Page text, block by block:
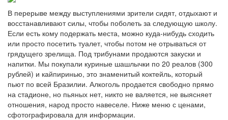
В перерыве между выступлениями зрители сидят, отдыхают и
восстанавливают силы, чтобы поболеть за следующую школу.
Если есть кому подержать места, можно куда-нибудь сходить
или просто посетить туалет, чтобы потом не отрываться от
грядущего зрелища. Под трибунами продаются закуски и
напитки. Мы покупали куриные шашлычки по 20 реалов (300
рублей) и кайпиринью, это знаменитый коктейль, который
пьют по всей Бразилии. Алкоголь продается свободно прямо
на стадионе, но пьяных нет, никто не валяется, не выясняет
отношения, народ просто навеселе. Ниже меню с ценами,
сфотографировала для информации.